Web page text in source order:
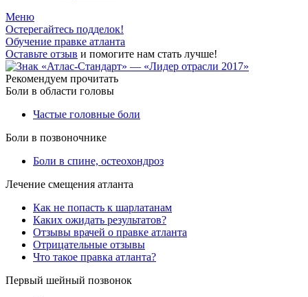
Меню
Остерегайтесь подделок!
Обучение правке атланта
Оставьте отзыв и помогите нам стать лучше!
Рекомендуем прочитать
Боли в области головы
Частые головные боли
Боли в позвоночнике
Боли в спине, остеохондроз
Лечение смещения атланта
Как не попасть к шарлатанам
Каких ожидать результатов?
Отзывы врачей о правке атланта
Отрицательные отзывы
Что такое правка атланта?
Первый шейный позвонок